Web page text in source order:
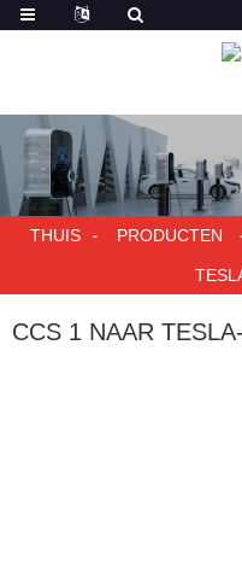
THUIS PRODUCTEN
CCS 1 NAAR